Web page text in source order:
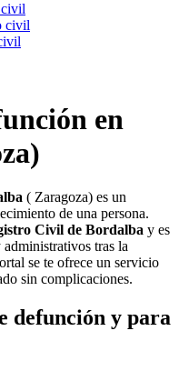
civil
civil
en
( Zaragoza) es un
de una persona.
Civil de Bordalba y es
tras la
se te ofrece un servicio
sin complicaciones.
defunción y para